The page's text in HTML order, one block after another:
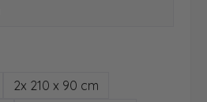
2x 210 x 90 cm